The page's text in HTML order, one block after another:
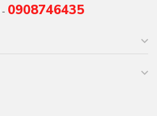
- 0908746435